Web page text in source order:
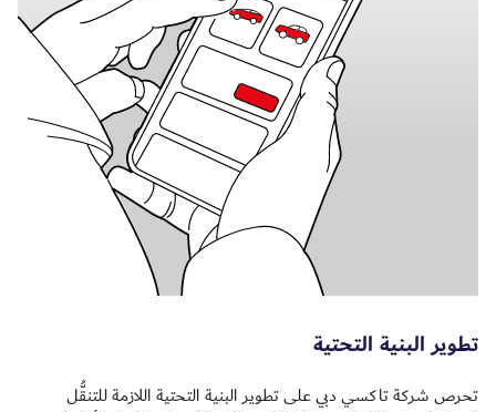
تطوير البنية التحتية
تحرص شركة تاكسي دبي على تطوير البنية التحتية اللازمة للتنقُّل